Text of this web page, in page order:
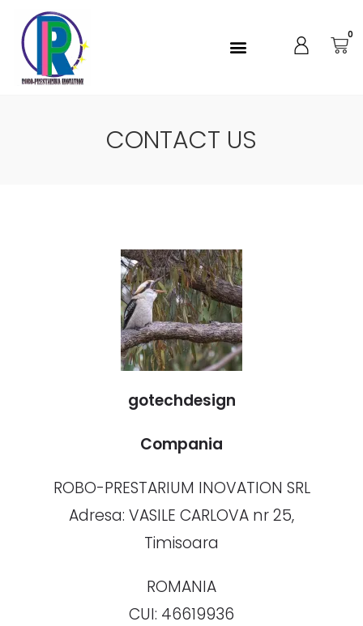
0
CONTACT US
gotechdesign
Compania
ROBO-PRESTARIUM INOVATION SRL
Adresa: VASILE CARLOVA nr 25,
Timisoara
ROMANIA
CUI: 46619936